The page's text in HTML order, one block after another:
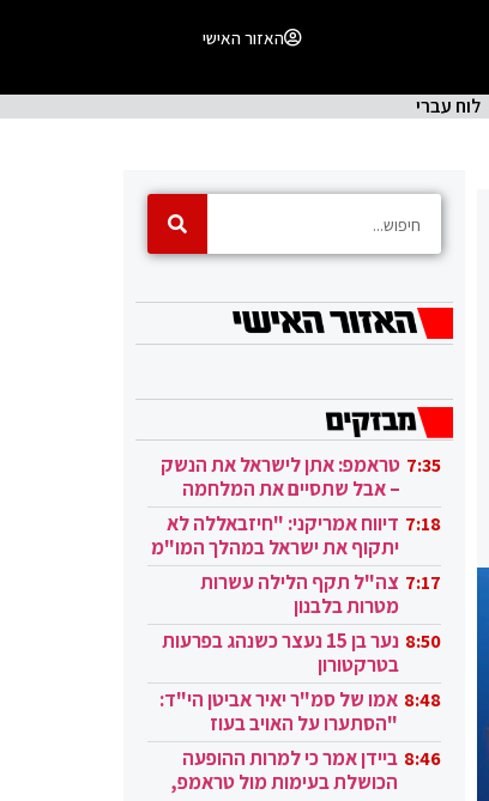
האזור האישי
לוח עברי
7:35 טראמפ: אתן לישראל את הנשק
– אבל שתסיים את המלחמה
בעזה 7:18 דיווח אמריקני: "חיזבאללה לא
יתקוף את ישראל במהלך המו"מ
בקטאר" 7:17 צה"ל תקף הלילה עשרות
מטרות בלבנון
8:50
נער בן 15 נעצר כשנהג בפרעות
בטרקטורון
8:48 אמו של סמ"ר יאיר אביטן הי"ד:
"הסתערו על האויב בעוז
ובגבורה" 8:46 ביידן אמר כי למרות ההופעה
הכושלת בעימות מול טראמפ,